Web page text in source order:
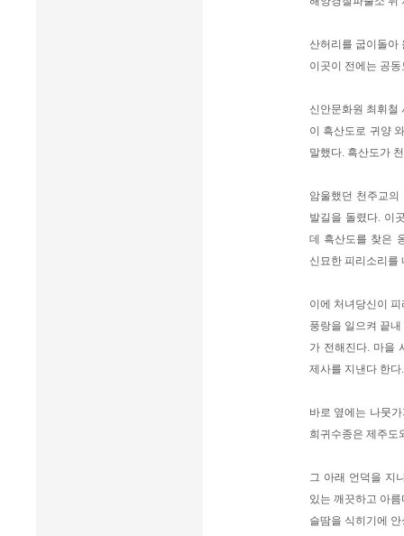
산허리를 굽이돌아
이곳이 전에는 공
신안문화원 최휘철
이 흑산도로 귀양
말했다. 흑산도가
암울했던 천주교
발길을 돌렸다. 이
데 흑산도를 찾은
신묘한 피리소리를
이에 처녀당신이
풍랑을 일으켜 끝
가 전해진다. 마을
제사를 지낸다 한다.
바로 옆에는 나뭇
희귀수종은 제주도
그 아래 언덕을 지
있는 깨끗하고 아
슬땀을 식히기에